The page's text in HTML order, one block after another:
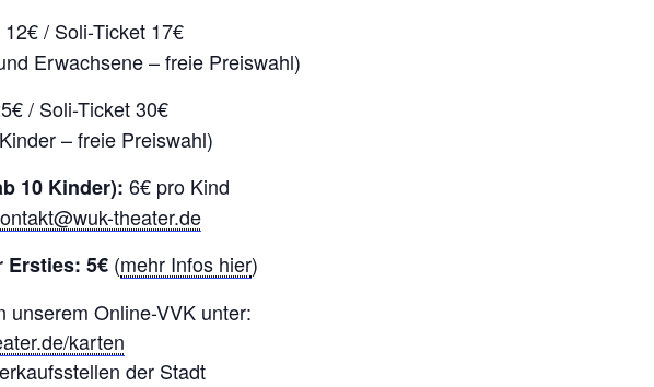
/ Soli-Ticket 17€
Erwachsene – freie Preiswahl)
/ Soli-Ticket 30€
– freie Preiswahl)
10 Kinder): 6€ pro Kind
theater.de
Ersties: 5€ (mehr Infos hier)
unserem Online-VVK unter:
karten
der Stadt